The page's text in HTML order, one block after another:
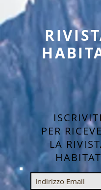
ISCRIVITI
PER
LA
HABITAT